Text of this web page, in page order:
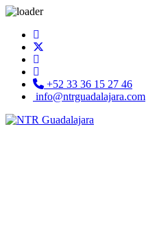
+52 33 36 15 27 46
info@ntrguadalajara.com